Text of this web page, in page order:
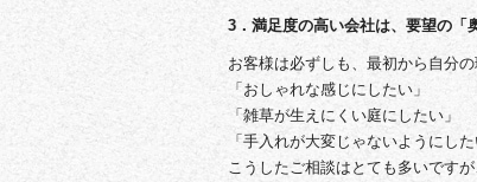
3．満足度の高い会社は、要望の「
お客様は必ずしも、最初から自分
「おしゃれな感じにしたい」
「雑草が生えにくい庭にしたい」
「手入れが大変じゃないようにした
こうしたご相談はとても多いです